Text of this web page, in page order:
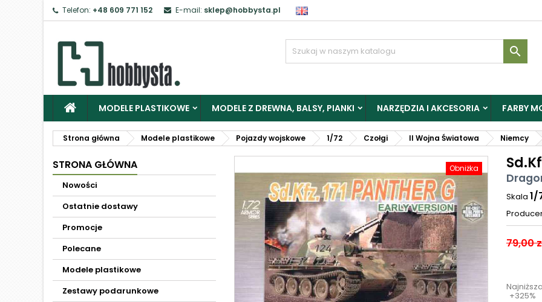
Telefon: +48 609 771 152 E-mail: sklep@hobbysta.pl

MODELE PLASTIKOWE MODELE Z DREWNA, BALSY, PIANKI NARZĘDZIA I AKCESORIA FARBY
Strona główna Modele plastikowe Pojazdy wojskowe 1/72 Czołgi II Wojna Światowa Niemcy
STRONA GŁÓWNA
Nowości
Ostatnie dostawy
Promocje
Polecane
Modele plastikowe
Zestawy podarunkowe
Obniżka
Skala 1/
79,00
+325%